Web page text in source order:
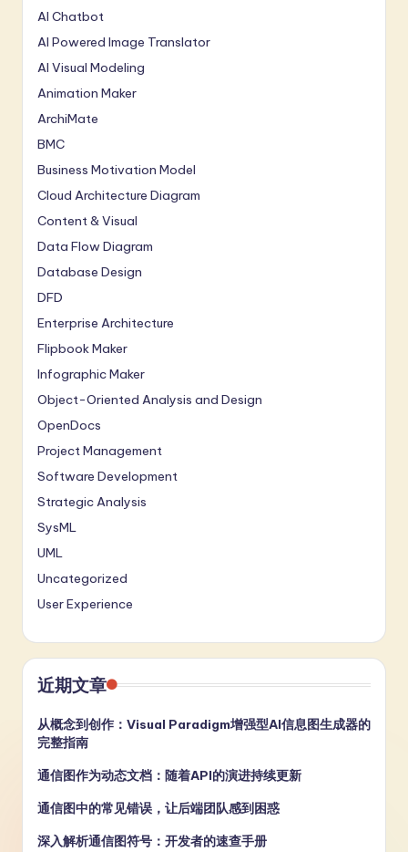
AI Chatbot
AI Powered Image Translator
AI Visual Modeling
Animation Maker
ArchiMate
BMC
Business Motivation Model
Cloud Architecture Diagram
Content & Visual
Data Flow Diagram
Database Design
DFD
Enterprise Architecture
Flipbook Maker
Infographic Maker
Object-Oriented Analysis and Design
OpenDocs
Project Management
Software Development
Strategic Analysis
SysML
UML
Uncategorized
User Experience
近期文章
从概念到创作：Visual Paradigm增强型AI信息图生成器的
完整指南
通信图作为动态文档：随着API的演进持续更新
通信图中的常见错误，让后端团队感到困惑
深入解析通信图符号：开发者的速查手册